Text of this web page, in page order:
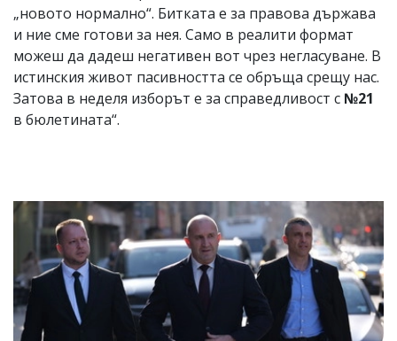
„новото нормално“. Битката е за правова държава
и ние сме готови за нея. Само в реалити формат
можеш да дадеш негативен вот чрез негласуване. В
истинския живот пасивността се обръща срещу нас.
Затова в неделя изборът е за справедливост с №21
в бюлетината“.